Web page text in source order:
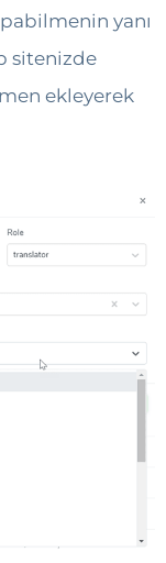
yanı
sitenizde
ekleyerek